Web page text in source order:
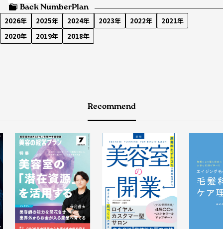
Back NumberPlan
2026年 2025年 2024年 2023年 2022年
2021年
2020年
2019年 2018年
Recommend